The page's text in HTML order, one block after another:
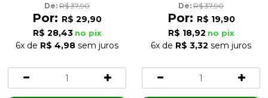
De: R$ 37,90
Por: R$ 29,90
R$ 28,43 no pix
6x de R$ 4,98 sem juros
De: R$ 37,90
Por: R$ 19,90
R$ 18,92 no pix
6x de R$ 3,32 sem juros